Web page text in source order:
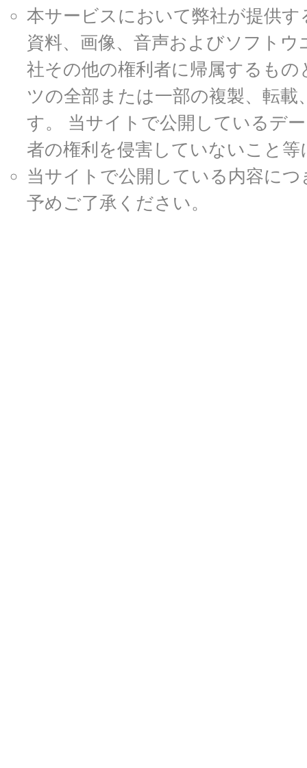
本サービスにおいて弊社が提供
資料、画像、音声およびソフト
社その他の権利者に帰属するも
ツの全部または一部の複製、転
す。 当サイトで公開しているデ
者の権利を侵害していないこと
当サイトで公開している内容に
予めご了承ください。